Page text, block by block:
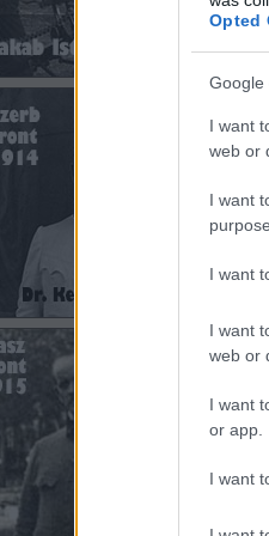
Opted
Google
I want
web or
I want
I want
I want
web or
I want
or app.
I want
11.